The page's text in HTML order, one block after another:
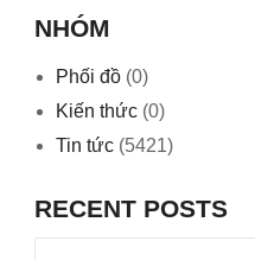
NHÓM
Phối đồ (0)
Kiến thức (0)
Tin tức (5421)
RECENT POSTS